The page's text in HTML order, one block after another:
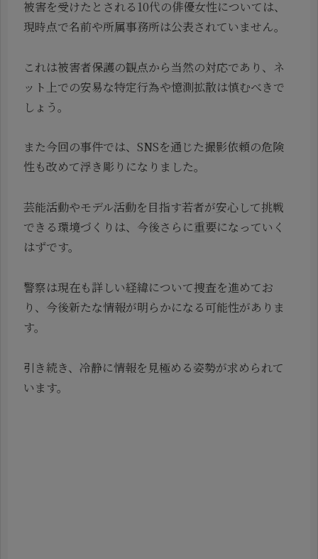
被害を受けたとされる10代の俳優女性については、
現時点で名前や所属事務所は公表されていません。
これは被害者保護の観点から当然の対応であり、ネ
ット上での安易な特定行為や憶測拡散は慎むべきで
しょう。
また今回の事件では、SNSを通じた撮影依頼の危険
性も改めて浮き彫りになりました。
芸能活動やモデル活動を目指す若者が安心して挑戦
できる環境づくりは、今後さらに重要になっていく
はずです。
警察は現在も詳しい経緯について捜査を進めてお
り、今後新たな情報が明らかになる可能性がありま
す。
引き続き、冷静に情報を見極める姿勢が求められて
います。